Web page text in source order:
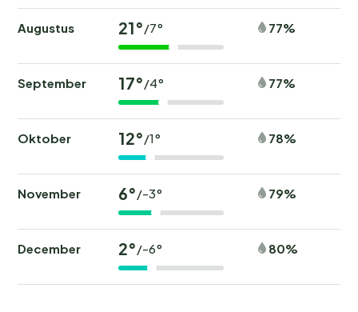
Augustus 21°/7° 77%
September 17°/4° 77%
Oktober 12°/1° 78%
November 6°/-3° 79%
December 2°/-6° 80%